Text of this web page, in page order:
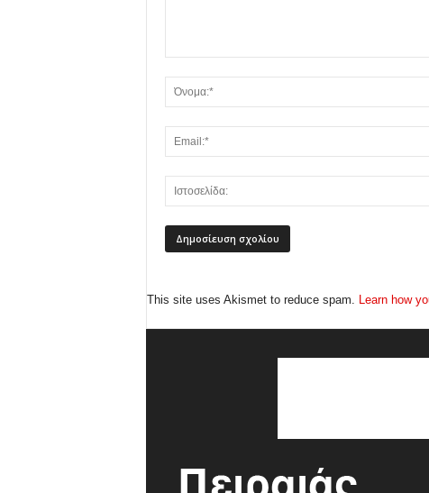
This site uses Akismet to reduce spam. Learn how